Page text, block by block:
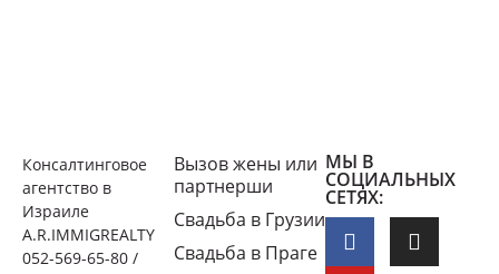
Консалтинговое
агентство в
Израиле
A.R.IMMIGREALTY
052-569-65-80 /
Вызов жены или
партнерши
Свадьба в Грузии
Свадьба в Праге
МЫ В
СОЦИАЛЬНЫХ
СЕТЯХ: